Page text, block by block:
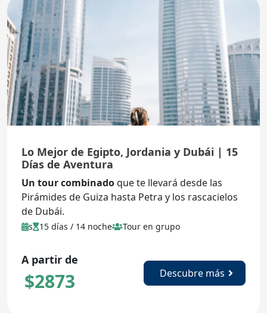
Lo Mejor de Egipto, Jordania y Dubái | 15
Días de Aventura
Un tour combinadoque te llevará desde las
Pirámides de Guiza hasta Petra y los rascacielos
de Dubái.
s 15 días / 14 noche Tour en grupo
A partir de
$2873 Descubre más